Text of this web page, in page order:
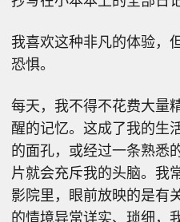
我喜欢这种非凡的体验，
恐惧。
每天，我不得不花费大量
醒的记忆。这成了我的生
的面孔，或经过一条熟悉
片就会充斥我的头脑。我
影院里，眼前放映的是有
的情境异常详实、琐细，